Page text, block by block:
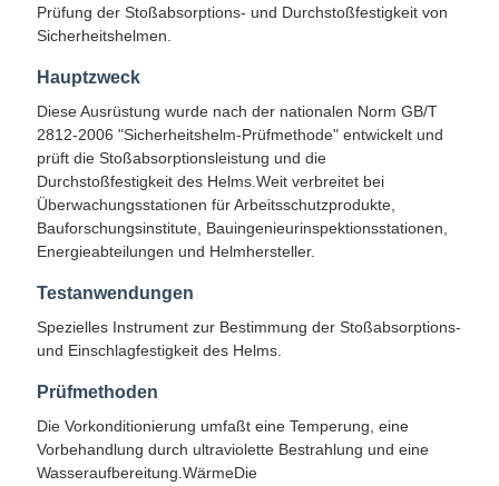
Prüfung der Stoßabsorptions- und Durchstoßfestigkeit von
Sicherheitshelmen.
Hauptzweck
Diese Ausrüstung wurde nach der nationalen Norm GB/T
2812-2006 "Sicherheitshelm-Prüfmethode" entwickelt und
prüft die Stoßabsorptionsleistung und die
Durchstoßfestigkeit des Helms.Weit verbreitet bei
Überwachungsstationen für Arbeitsschutzprodukte,
Bauforschungsinstitute, Bauingenieurinspektionsstationen,
Energieabteilungen und Helmhersteller.
Testanwendungen
Spezielles Instrument zur Bestimmung der Stoßabsorptions-
und Einschlagfestigkeit des Helms.
Prüfmethoden
Die Vorkonditionierung umfaßt eine Temperung, eine
Vorbehandlung durch ultraviolette Bestrahlung und eine
Wasseraufbereitung.WärmeDie